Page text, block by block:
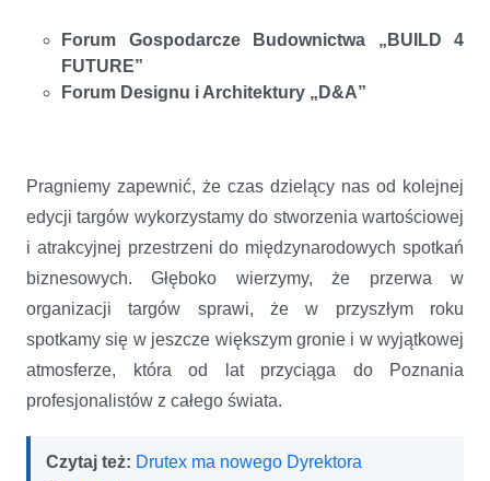
Forum Gospodarcze Budownictwa „BUILD 4
FUTURE”
Forum Designu i Architektury „D&A”
Pragniemy zapewnić, że czas dzielący nas od kolejnej
edycji targów wykorzystamy do stworzenia wartościowej
i atrakcyjnej przestrzeni do międzynarodowych spotkań
biznesowych. Głęboko wierzymy, że przerwa w
organizacji targów sprawi, że w przyszłym roku
spotkamy się w jeszcze większym gronie i w wyjątkowej
atmosferze, która od lat przyciąga do Poznania
profesjonalistów z całego świata.
Czytaj też: Drutex ma nowego Dyrektora